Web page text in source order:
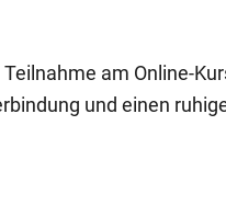
am Online-
und einen